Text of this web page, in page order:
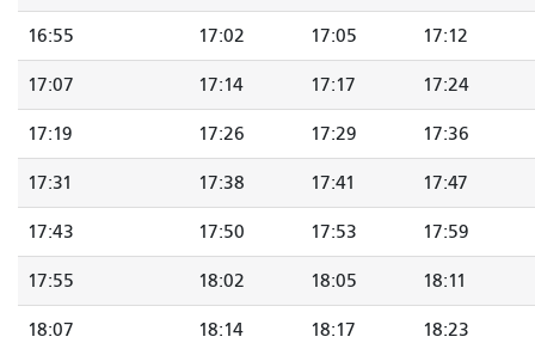
16:55 17:02 17:05 17:12
17:07 17:14 17:17 17:24
17:19 17:26 17:29 17:36
17:31 17:38 17:41 17:47
17:43 17:50 17:53 17:59
17:55 18:02 18:05 18:11
18:07 18:14 18:17 18:23